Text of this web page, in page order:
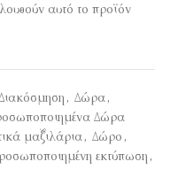
αυτό το προϊόν
, Δώρα,
Δώρα
μαξιλάρια, Δώρο ,
εκτύπωση ,